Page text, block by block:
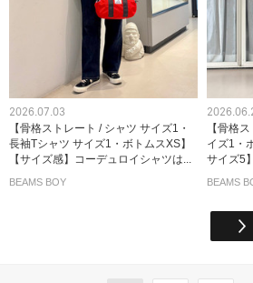
2026.07.03
【骨格ストレート / シャツ サイズ1・
長袖Tシャツ サイズ1・ボトムスXS】
【サイズ感】コーデュロイシャツは...
BEAMS BOY
【骨格
イズ1・
サイズ5
BEAMS